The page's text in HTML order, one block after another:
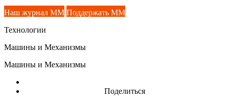
Наш журнал ММ Поддержать ММ
Технологии
Машины и Механизмы
Машины и Механизмы
Поделиться